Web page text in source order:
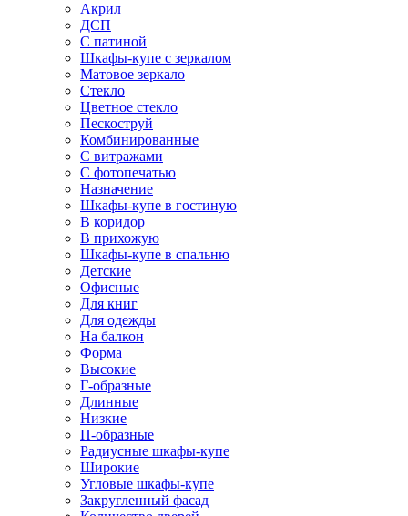
Акрил
ДСП
С патиной
Шкафы-купе с зеркалом
Матовое зеркало
Стекло
Цветное стекло
Пескоструй
Комбинированные
С витражами
С фотопечатью
Назначение
Шкафы-купе в гостиную
В коридор
В прихожую
Шкафы-купе в спальню
Детские
Офисные
Для книг
Для одежды
На балкон
Форма
Высокие
Г-образные
Длинные
Низкие
П-образные
Радиусные шкафы-купе
Широкие
Угловые шкафы-купе
Закругленный фасад